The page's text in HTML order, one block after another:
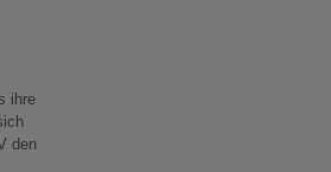
ihre
den